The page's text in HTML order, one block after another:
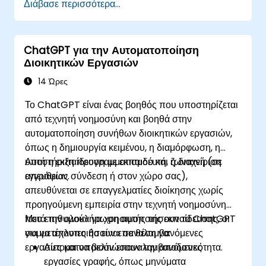
προτροπές που δημιουργούνται από AI.
Παράγουν και να αναλύουν διοικητικό
περιεχόμενο, όπως αναφορές και περιλήψεις.
Ενσωματώνουν το ChatGPT με εργαλεία
παραγωγικότητας και να αυτοματοποιούν
επαναλαμβανόμενες ροές εργασίας.
Διάβασε περισσότερα...
ChatGPT για την Αυτοματοποίηση
Διοικητικών Εργασιών
14 Ώρες
Το ChatGPT είναι ένας βοηθός που υποστηρίζεται
από τεχνητή νοημοσύνη και βοηθά στην
αυτοματοποίηση συνήθων διοικητικών εργασιών,
όπως η δημιουργία κειμένου, η διαμόρφωση, η
υποστήριξη προγραμματισμού και η διαχείριση
εγγράφων.
Αυτή η εκπαίδευση με εκπαιδευτή, ζωντανή (σε
απευθείας σύνδεση ή στον χώρο σας),
απευθύνεται σε επαγγελματίες διοίκησης χωρίς
προηγούμενη εμπειρία στην τεχνητή νοημοσύνη
που επιθυμούν να χρησιμοποιήσουν το ChatGPT
για να απλοποιήσουν επαναλαμβανόμενες
εργασίες και να βελτιώσουν την αποδοτικότητα.
Μετά την ολοκλήρωση αυτής της εκπαίδευσης, οι
συμμετέχοντες θα είναι σε θέση να:
Αυτοματοποιούν επαναλαμβανόμενες
εργασίες γραφής, όπως μηνύματα